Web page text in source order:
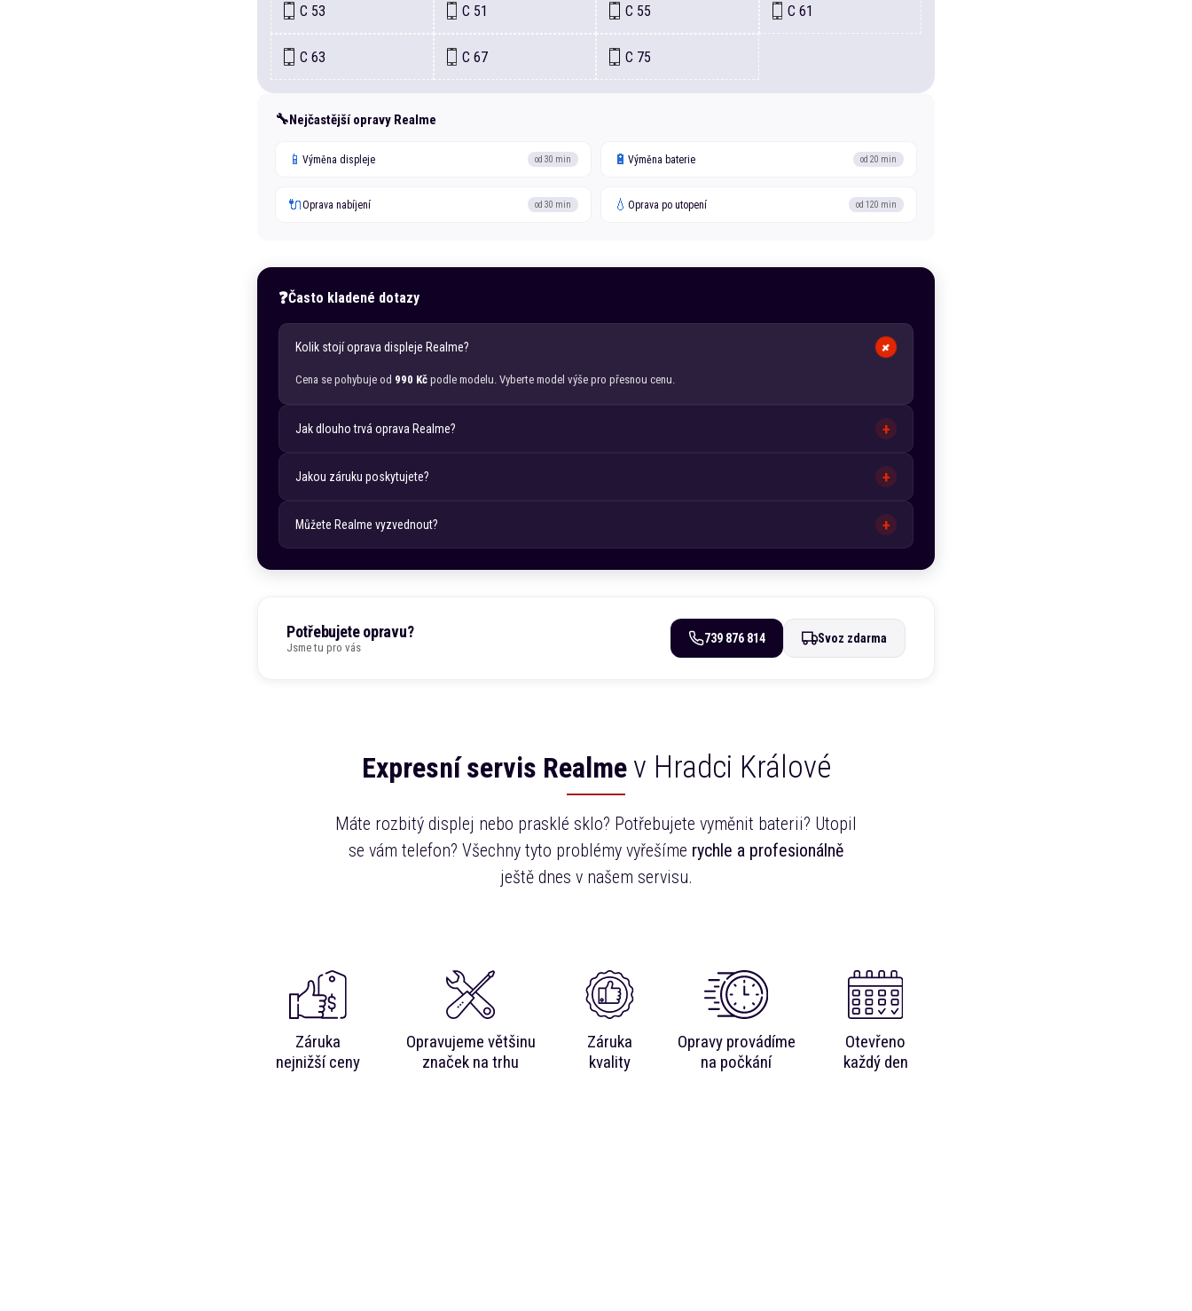
C 53 C 51 C 55 C 61
C 63 C 67 C 75
Nejčastější opravy Realme
📱 Výměna displeje od 30 min 🔋 Výměna baterie od 20 min
🔌Oprava nabíjení od 30 min 💧 Oprava po utopení od 120 min
Často kladené dotazy
Kolik stojí oprava displeje Realme?
Cena se pohybuje od 990 Kč podle modelu. Vyberte model výše pro přesnou cenu.
Jak dlouho trvá oprava Realme?
Jakou záruku poskytujete?
Můžete Realme vyzvednout?
Potřebujete opravu?
Jsme tu pro vás
739 876 814 Svoz zdarma
Expresní servis Realme v Hradci Králové
Máte rozbitý displej nebo prasklé sklo? Potřebujete vyměnit baterii? Utopil
se vám telefon? Všechny tyto problémy vyřešíme rychle a profesionálně
ještě dnes v našem servisu.
Záruka
nejnižší ceny
Opravujeme většinu
značek na trhu
Záruka
kvality
Opravy provádíme
na počkání
Otevřeno
každý den